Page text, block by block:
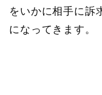
をいかに相手に訴
になってきます。